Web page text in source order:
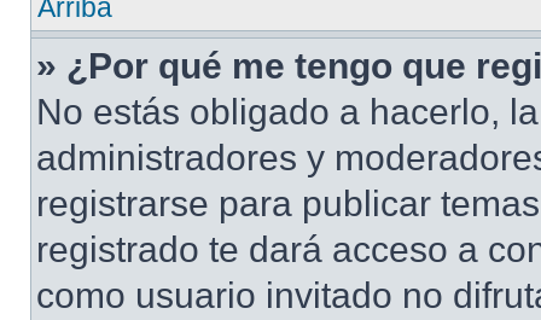
Arriba
» ¿Por qué me tengo que
No estás obligado a hacerlo,
administradores y
registrarse para publicar
registrado te dará acceso a
como usuario invitado no